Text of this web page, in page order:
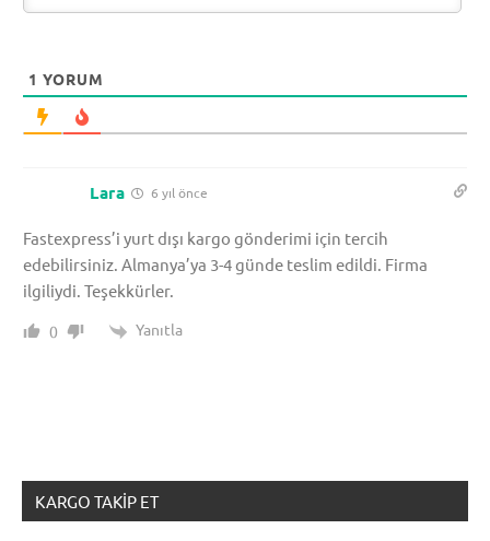
1 YORUM
Lara 6 yıl önce
Fastexpress’i yurt dışı kargo gönderimi için tercih
edebilirsiniz. Almanya’ya 3-4 günde teslim edildi. Firma
ilgiliydi. Teşekkürler.
0 Yanıtla
KARGO TAKIP ET